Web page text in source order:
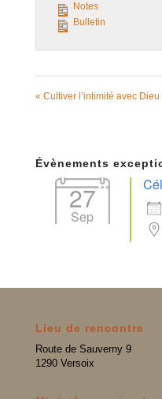
Notes
Bulletin
« Cultiver l’intimité avec Dieu
Évènements
27
Sep
Lieu de rencontre
Route de Sauverny 9
1290 Versoix